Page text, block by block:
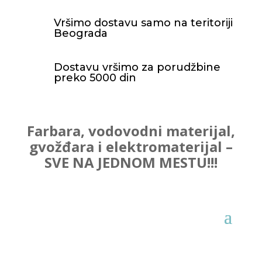
Vršimo dostavu samo na teritoriji
Beograda
Dostavu vršimo za porudžbine
preko 5000 din
Farbara, vodovodni materijal,
gvožđara i elektromaterijal –
SVE NA JEDNOM MESTU!!!